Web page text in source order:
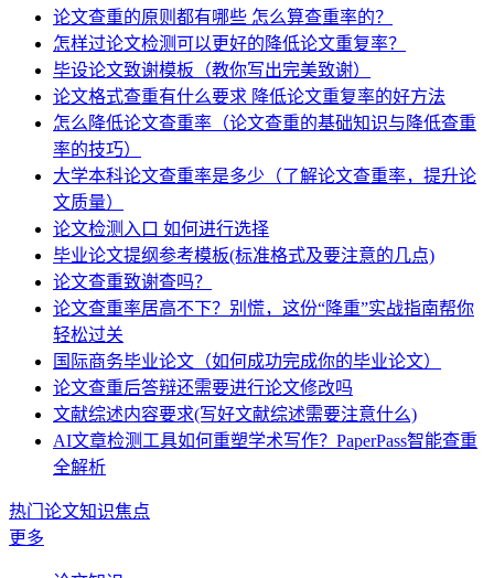
论文查重的原则都有哪些 怎么算查重率的？
怎样过论文检测可以更好的降低论文重复率？
毕设论文致谢模板（教你写出完美致谢）
论文格式查重有什么要求 降低论文重复率的好方法
怎么降低论文查重率（论文查重的基础知识与降低查重
率的技巧）
大学本科论文查重率是多少（了解论文查重率，提升论
文质量）
论文检测入口 如何进行选择
毕业论文提纲参考模板(标准格式及要注意的几点)
论文查重致谢查吗？
论文查重率居高不下？别慌，这份“降重”实战指南帮你
轻松过关
国际商务毕业论文（如何成功完成你的毕业论文）
论文查重后答辩还需要进行论文修改吗
文献综述内容要求(写好文献综述需要注意什么)
AI文章检测工具如何重塑学术写作？PaperPass智能查重
全解析
热门论文知识焦点
更多